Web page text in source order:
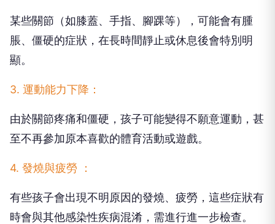
某些關節（如膝蓋、手指、腳踝等），可能會有腫
脹、僵硬的症狀，在長時間靜止或休息後會特別明
顯。
3. 運動能力下降：
由於關節疼痛和僵硬，孩子可能變得不願意運動，甚
至不再參加原本喜歡的體育活動或遊戲。
4. 發燒與疲勞 ：
有些孩子會出現不明原因的發燒、疲勞，這些症狀有
時會與其他感染性疾病混淆，需進行進一步檢查。